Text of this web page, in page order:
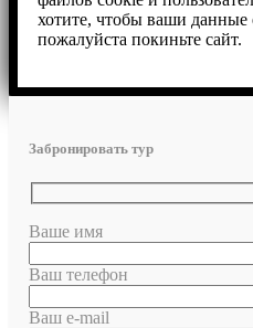
хотите, чтобы ваши данные
пожалуйста покиньте сайт.
Забронировать тур
Ваше имя
Ваш телефон
Ваш e-mail